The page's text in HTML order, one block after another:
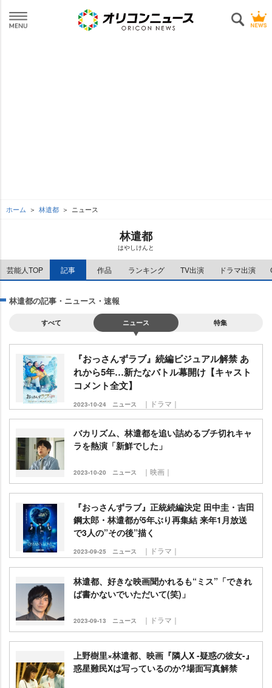
ホーム 林遣都 ニュース
林遣都
はやしけんと
芸能人TOP 記事 作品 ランキング TV出演 ドラマ出演
林遣都の記事・ニュース・速報
すべて ニュース 特集
『おっさんずラブ』続編ビジュアル解禁 あ
れから5年…新たなバトル幕開け【キャスト
コメント全文】
2023-10-24 ニュース ｜ドラマ｜
バカリズム、林遣都を追い詰めるブチ切れキャ
ラを熱演「新鮮でした」
2023-10-20 ニュース ｜映画｜
『おっさんずラブ』正統続編決定 田中圭・吉田
鋼太郎・林遣都が5年ぶり再集結 来年1月放送
で3人の”その後”描く
2023-09-25 ニュース ｜ドラマ｜
林遣都、好きな映画聞かれるも“ミス”「できれ
ば書かないでいただいて(笑)」
2023-09-13 ニュース ｜ドラマ｜
上野樹里×林遣都、映画『隣人X -疑惑の彼女-』
惑星難民Xは写っているのか?場面写真解禁